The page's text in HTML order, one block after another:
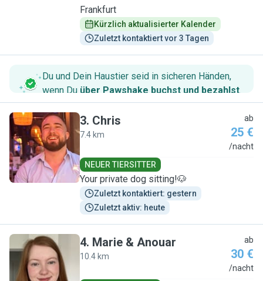
Frankfurt
Kürzlich aktualisierter Kalender
Zuletzt kontaktiert vor 3 Tagen
Du und Dein Haustier seid in sicheren Händen,
wenn Du über Pawshake buchst und bezahlst.
C
3. Chris
7.4 km
ab
25 €
/nacht
NEUER TIERSITTER
Your private dog sitting!🐶
Zuletzt kontaktiert: gestern
Zuletzt aktiv: heute
M
4. Marie & Anouar
10.4 km
ab
30 €
/nacht